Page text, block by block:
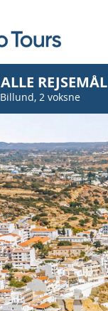
ALLE REJSEMÅL
Billund, 2 voksne